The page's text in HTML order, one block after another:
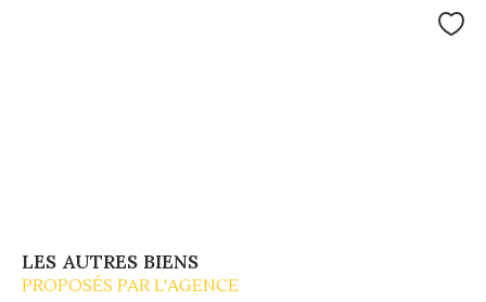
LES AUTRES BIENS
PROPOSÉS PAR L'AGENCE